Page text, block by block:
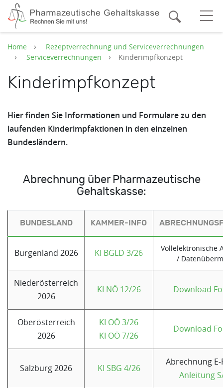
Zum Hauptinhalt springen Suche
Home
Rezeptverrechnung und Serviceverrechnungen
Serviceverrechnungen
Kinderimpfkonzept
Kinderimpfkonzept
Hier finden Sie Informationen und Formulare zu den
laufenden Kinderimpfaktionen in den einzelnen
Bundesländern.
Abrechnung über Pharmazeutische
Gehaltskasse:
BUNDESLAND KAMMER-INFO
Burgenland 2026 KI BGLD 3/26
Vollelektronische
/
Niederösterreich
2026
KI NÖ 12/26 Download
Oberösterreich
2026
KI OÖ 3/26
KI OÖ 7/26
Download
Salzburg 2026 KI SBG 4/26
Abrechnung
Anleitung